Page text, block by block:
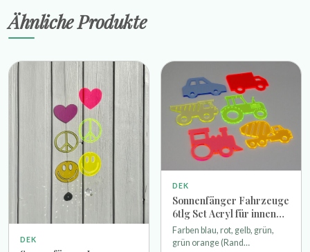
Ähnliche Produkte
DEK
DEK
Sonnenfänger Fahrzeuge
6tlg Set Acryl für innen
und außen
Farben blau, rot, gelb, grün,
grün orange (Rand